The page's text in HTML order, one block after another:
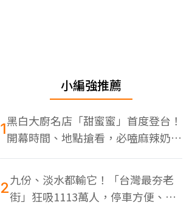
小編強推薦
1黑白大廚名店「甜蜜蜜」首度登台！
開幕時間、地點搶看，必嗑麻辣奶油
蝦
2九份、淡水都輸它！「台灣最夯老
街」狂吸1113萬人，停車方便、特